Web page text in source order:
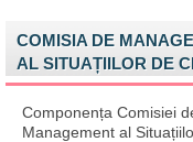
COMISIA DE
AL SITUAȚIILOR DE
Componența Comisiei
Management al